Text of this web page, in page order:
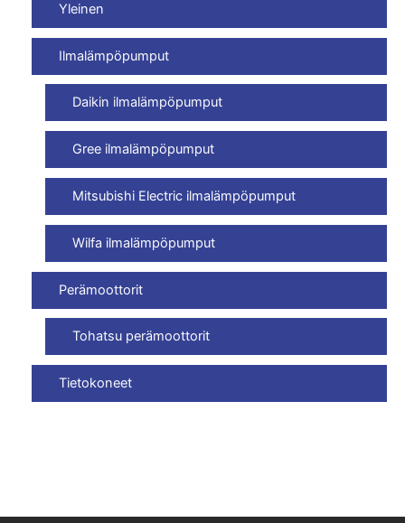
Yleinen
Ilmalämpöpumput
Daikin ilmalämpöpumput
Gree ilmalämpöpumput
Mitsubishi Electric ilmalämpöpumput
Wilfa ilmalämpöpumput
Perämoottorit
Tohatsu perämoottorit
Tietokoneet